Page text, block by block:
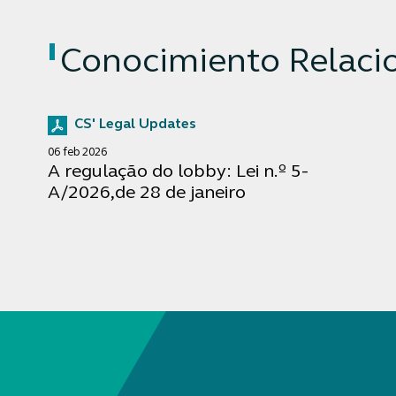
Conocimiento
CS' Legal Updates
06 feb 2026
A regulação do lobby: Lei n.º 5-
A/2026,de 28 de janeiro